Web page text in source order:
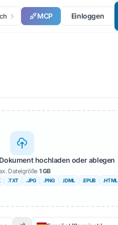
MCP Einloggen
hochladen oder ablegen
Dateigröße 1 GB
.TXT .JPG .PNG .IDML .EPUB .HTML